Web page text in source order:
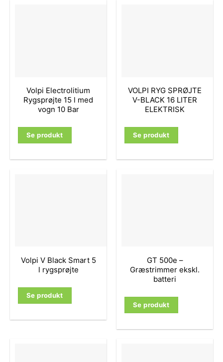
Volpi Electrolitium
Rygsprøjte 15 l med
vogn 10 Bar
Se produkt
VOLPI RYG SPRØJTE
V-BLACK 16 LITER
ELEKTRISK
Se produkt
Volpi V Black Smart 5
l rygsprøjte
Se produkt
GT 500e –
Græstrimmer ekskl.
batteri
Se produkt